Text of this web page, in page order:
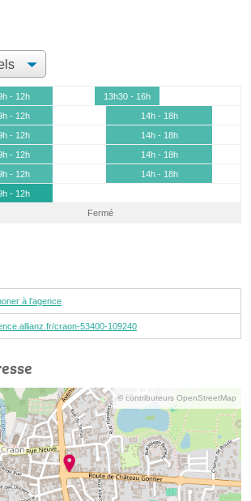
- 12h
13h30 - 16h
- 12h
14h - 18h
- 12h
14h - 18h
- 12h
14h - 18h
- 12h
14h - 18h
- 12h
Fermé
à l'agence
craon-53400-109240
© contributeurs OpenStreetMap